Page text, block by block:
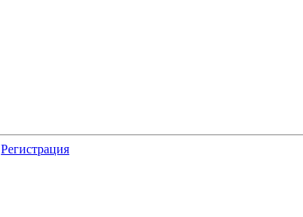
Регистрация